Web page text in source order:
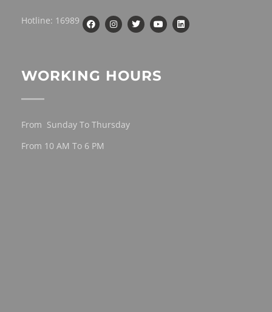
Hotline: 16989
WORKING HOURS
From Sunday To Thursday
From 10 AM To 6 PM